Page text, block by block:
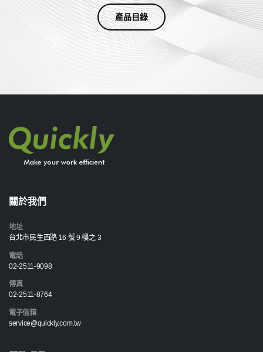
產品目錄
關於我們
地址
台北市民生西路 16 號 9 樓之 3
電話
02-2511-9098
傳真
02-2511-8764
電子信箱
service@quickly.com.tw